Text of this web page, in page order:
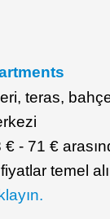
teras,
€ - 71 €
temel